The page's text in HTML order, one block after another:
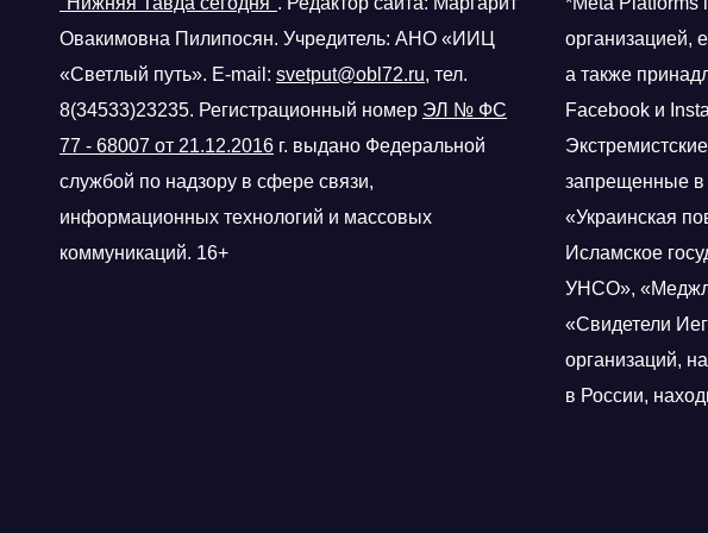
Овакимовна Пилипосян. Учредитель: АНО «ИИЦ
«Светлый путь». E-mail: svetput@obl72.ru, тел.
8(34533)23235. Регистрационный номер ЭЛ № ФС
77 - 68007 от 21.12.2016 г. выдано Федеральной
службой по надзору в сфере связи,
информационных технологий и массовых
коммуникаций. 16+
организацией,
а также
Facebook и
запрещенные
«Украинская
Исламское
УНСО»,
«Свидетели
организаций,
в России,